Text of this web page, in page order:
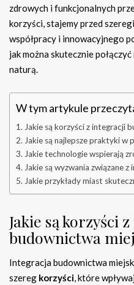
zdrowych i funkcjonalnych
korzyści, stajemy przed
współpracy i innowacyjnego
jak można skutecznie
naturą.
W tym artykule
Jakie są korzyści z integracji
Jakie są najlepsze praktyki w
Jakie technologie wspierają
Jakie są wyzwania związane
Jakie przykłady miast
Jakie są korzyści
budownictwa
Integracja budownictwa
szereg korzyści, które